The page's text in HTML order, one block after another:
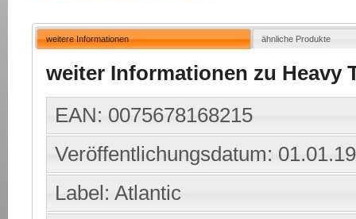
weitere Informationen ähnliche Produkte
weiter Informationen zu Heavy
EAN: 0075678168215
Veröffentlichungsdatum:
Label: Atlantic